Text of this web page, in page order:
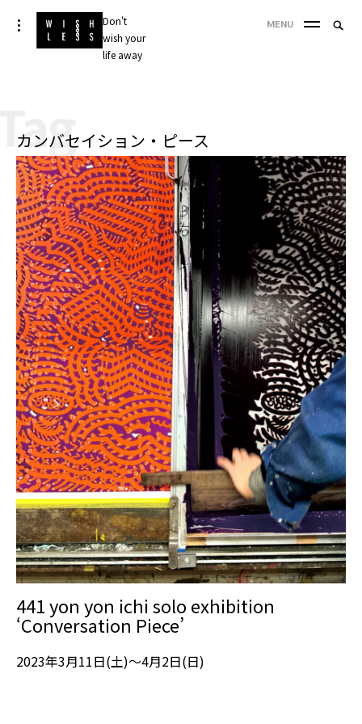
Skip
to
Don't
wish your
life away
toggle
open/close
sidebar
MENU
カンバセイション・ピース
441 yon yon ichi solo exhibition
‘Conversation Piece’
2023年3月11日(土)～4月2日(日)